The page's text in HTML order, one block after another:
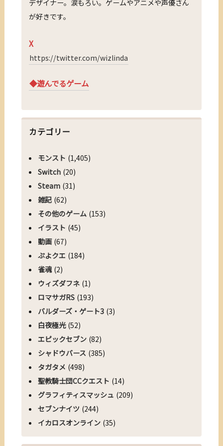
デザイナー。涙もろい。ゲームやアニメや声優さん
が好きです。
X
https://twitter.com/wizlinda
◆遊んでるゲーム
カテゴリー
モンスト (1,405)
Switch (20)
Steam (31)
雑記 (62)
その他のゲーム (153)
イラスト (45)
動画 (67)
ぷよクエ (184)
雀魂 (2)
ウィズダフネ (1)
ロマサガRS (193)
バルダーズ・ゲート3 (3)
白夜極光 (52)
エピックセブン (82)
シャドウバース (385)
タガタメ (498)
聖教騎士団CCクエスト (14)
グラフィティスマッシュ (209)
セブンナイツ (244)
イカロスオンライン (35)